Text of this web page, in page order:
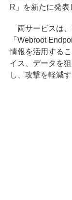
R」を新たに発表
両サービスは、
「Webroot
情報を活用する
イス、データを
し、攻撃を軽減す